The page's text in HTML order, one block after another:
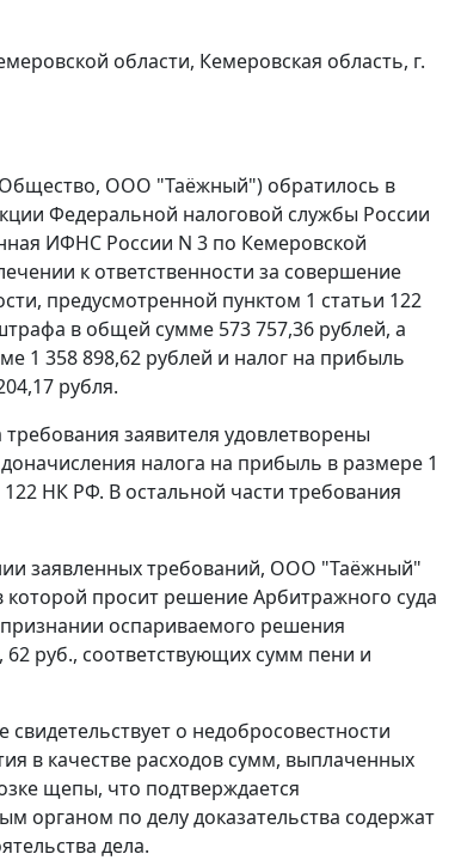
области, Кемеровская область, г.
Общество, ООО "Таёжный") обратилось в
Федеральной налоговой службы России
ИФНС России N 3 по Кемеровской
к ответственности за совершение
предусмотренной пунктом 1 статьи 122
в общей сумме 573 757,36 рублей, а
1 358 898,62 рублей и налог на прибыль
рубля.
заявителя удовлетворены
налога на прибыль в размере 1
122 НК РФ. В остальной части требования
заявленных требований, ООО "Таёжный"
просит решение Арбитражного суда
оспариваемого решения
руб., соответствующих сумм пени и
о недобросовестности
в качестве расходов сумм, выплаченных
щепы, что подтверждается
органом по делу доказательства содержат
дела.